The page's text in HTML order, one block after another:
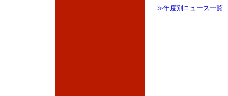
≫年度別ニュース一覧